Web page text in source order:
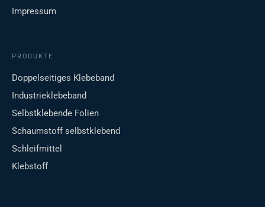
Impressum
PRODUKTE
Doppelseitiges Klebeband
Industrieklebeband
Selbstklebende Folien
Schaumstoff selbstklebend
Schleifmittel
Klebstoff